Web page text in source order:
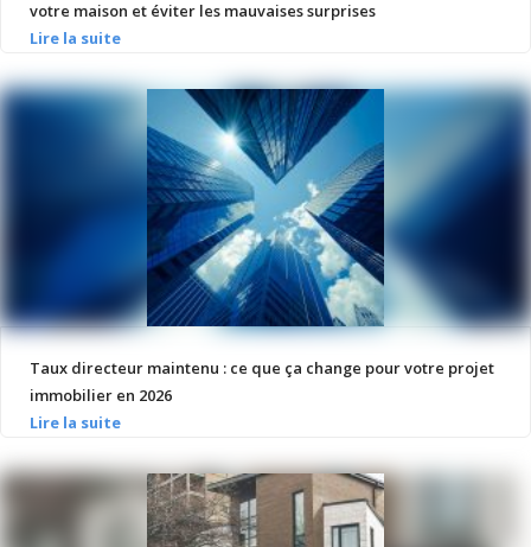
votre maison et éviter les mauvaises surprises
Taux directeur maintenu : ce que ça change pour votre projet
immobilier en 2026